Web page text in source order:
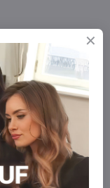
Sie einen 5 %
angewendet.